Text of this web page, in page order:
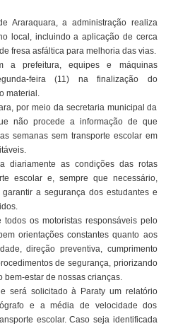
Araraquara, a administração realiza
local, incluindo a aplicação de cerca
fresa asfáltica para melhoria das vias.
a prefeitura, equipes e máquinas
feira (11) na finalização do
material.
por meio da secretaria municipal da
não procede a informação de que
semanas sem transporte escolar em
diariamente as condições das rotas
escolar e, sempre que necessário,
a segurança dos estudantes e
todos os motoristas responsáveis pelo
orientações constantes quanto aos
direção preventiva, cumprimento
de segurança, priorizando
bem-estar de nossas crianças.
será solicitado à Paraty um relatório
e a média de velocidade dos
escolar. Caso seja identificada